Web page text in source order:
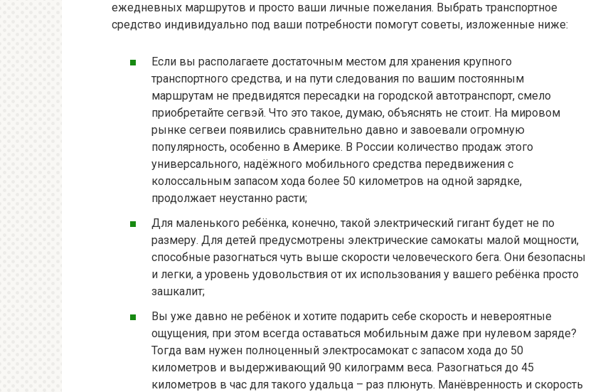
ежедневных маршрутов и просто ваши личные пожелания. Выбрать транспортное
средство индивидуально под ваши потребности помогут советы, изложенные ниже:
Если вы располагаете достаточным местом для хранения крупного
транспортного средства, и на пути следования по вашим постоянным
маршрутам не предвидятся пересадки на городской автотранспорт, смело
приобретайте сегвэй. Что это такое, думаю, объяснять не стоит. На мировом
рынке сегвеи появились сравнительно давно и завоевали огромную
популярность, особенно в Америке. В России количество продаж этого
универсального, надёжного мобильного средства передвижения с
колоссальным запасом хода более 50 километров на одной зарядке,
продолжает неустанно расти;
Для маленького ребёнка, конечно, такой электрический гигант будет не по
размеру. Для детей предусмотрены электрические самокаты малой мощности,
способные разогнаться чуть выше скорости человеческого бега. Они безопасны
и легки, а уровень удовольствия от их использования у вашего ребёнка просто
зашкалит;
Вы уже давно не ребёнок и хотите подарить себе скорость и невероятные
ощущения, при этом всегда оставаться мобильным даже при нулевом заряде?
Тогда вам нужен полноценный электросамокат с запасом хода до 50
километров и выдерживающий 90 килограмм веса. Разогнаться до 45
километров в час для такого удальца – раз плюнуть. Манёвренность и скорость